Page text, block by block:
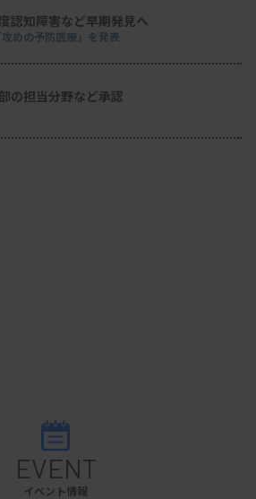
認知障害など早期発見へ
めの予防医療」を発表
の担当分野など承認
EVENT
イベント情報